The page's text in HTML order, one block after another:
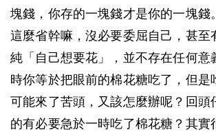
塊錢，你存的一塊錢才是你的一塊錢
這麼省幹嘛，沒必要委屈自己，甚至
純「自己想要花」，並不存在任何意
時你等於把眼前的棉花糖吃了，但是
可能來了苦頭，又該怎麼辦呢？回頭
的有必要急於一時吃了棉花糖？其實